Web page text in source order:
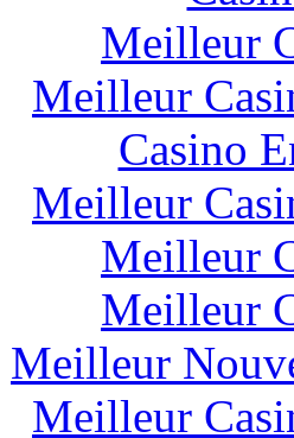
Meilleur
Meilleur
Casino
Meilleur
Meilleur
Meilleur
Meilleur
Meilleur